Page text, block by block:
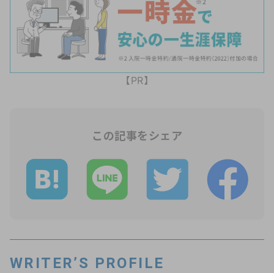
【PR】
この記事をシェア
WRITER’S PROFILE